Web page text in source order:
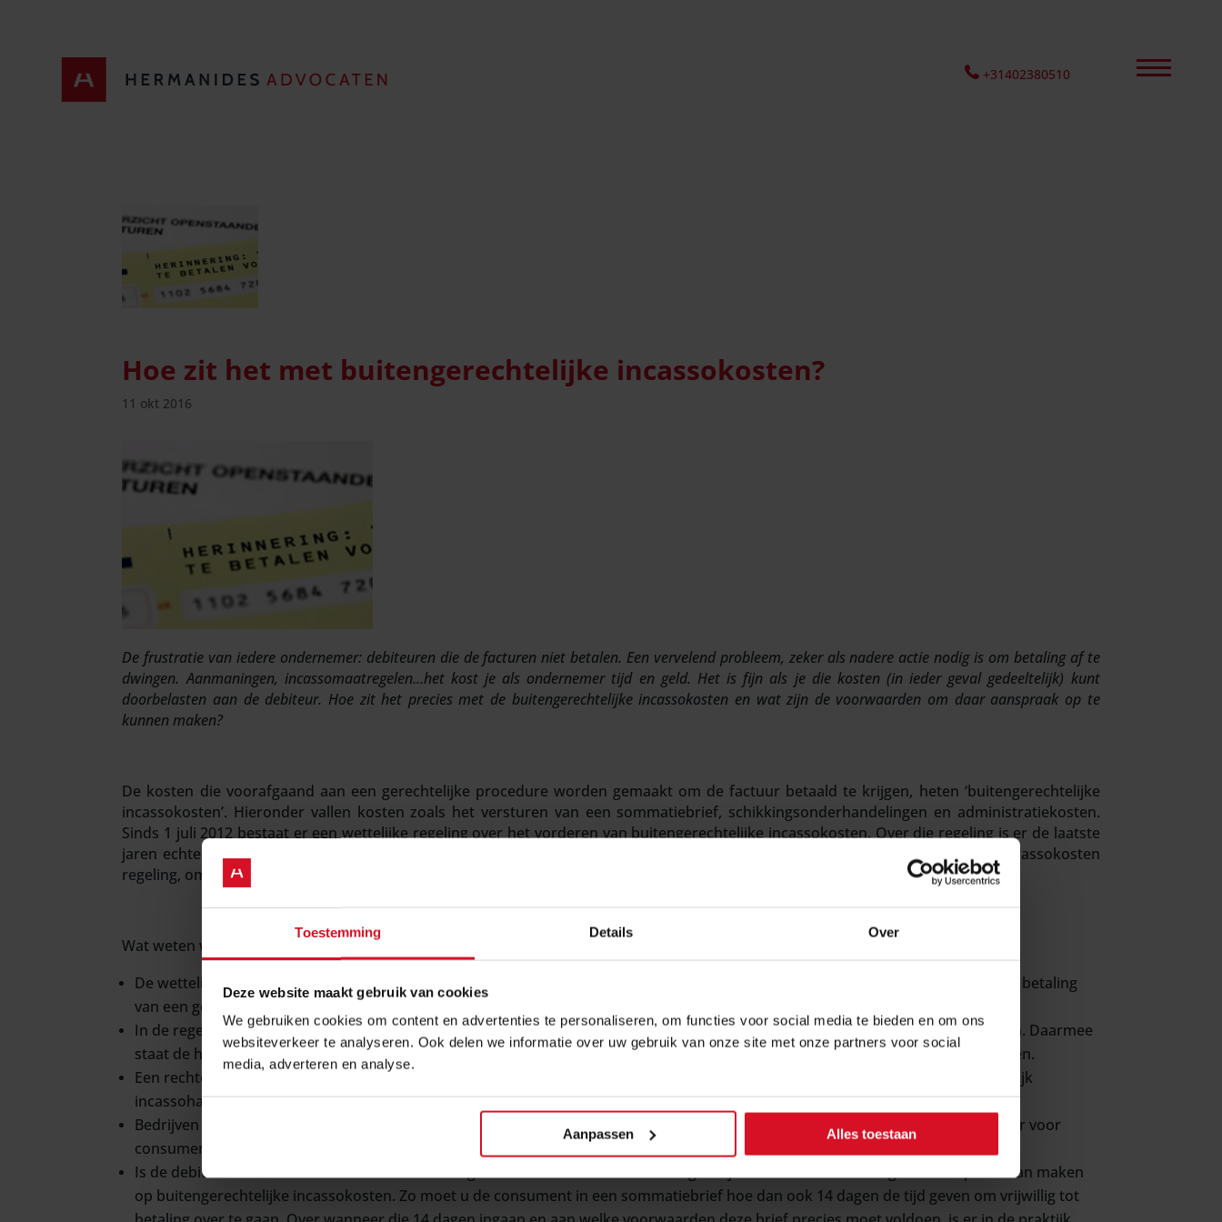
Toestemming Details Over
Deze website maakt gebruik van cookies
We gebruiken cookies om content en advertenties te personaliseren, om functies voor social media te bieden en om ons
websiteverkeer te analyseren. Ook delen we informatie over uw gebruik van onze site met onze partners voor social
media, adverteren en analyse.
Aanpassen Alles toestaan
+31402380510
Hoe zit het met buitengerechtelijke incassokosten?
11 okt 2016
De frustratie van iedere ondernemer: debiteuren die de facturen niet betalen. Een vervelend probleem, zeker als nadere actie nodig is om betaling af te
dwingen. Aanmaningen, incassomaatregelen…het kost je als ondernemer tijd en geld. Het is fijn als je die kosten (in ieder geval gedeeltelijk) kunt
doorbelasten aan de debiteur. Hoe zit het precies met de buitengerechtelijke incassokosten en wat zijn de voorwaarden om daar aanspraak op te
kunnen maken?
De kosten die voorafgaand aan een gerechtelijke procedure worden gemaakt om de factuur betaald te krijgen, heten ‘buitengerechtelijke
incassokosten’. Hieronder vallen kosten zoals het versturen van een sommatiebrief, schikkingsonderhandelingen en administratiekosten.
Sinds 1 juli 2012 bestaat er een wettelijke regeling over het vorderen van buitengerechtelijke incassokosten. Over die regeling is er de laatste
jaren echter veel te doen geweest. Er zijn laatst zelfs nog vragen voorgelegd aan de Hoge Raad over de buitengerechtelijke incassokosten
regeling, omdat er zoveel discussie over bestaat in de praktijk.
Wat weten wij wel zeker? Wij hebben een aantal uitgangspunten voor u op een rij gezet:
De wettelijke regeling voor buitengerechtelijke kosten is van toepassing op vorderingen die voortvloeien uit overeenkomsten tot betaling
van een geldsom. De regeling is dus niet van toepassing op bijvoorbeeld een vordering uit hoofde van schadevergoeding.
In de regeling is de maximale hoogte van de vergoeding vastgesteld op een forfaitair percentage van de verschuldigde hoofdsom. Daarmee
staat de hoogte van de verschuldigde kosten vast, en zijn de kosten niet afhankelijk van de daadwerkelijk gemaakte incassokosten.
Een rechter toetst wél altijd of het aannemelijk is dat er daadwerkelijk incassokosten zijn gemaakt en dat er dus ook daadwerkelijk
incassohandelingen zijn verricht.
Bedrijven mogen onderling in hun overeenkomsten of bijvoorbeeld in hun algemene voorwaarden afwijken van de regeling, maar voor
consumenten is de regeling dwingend recht.
Is de debiteur een consument? Dan komt het nogal nauw welke incassohandelingen zijn verricht voor de vraag of u aanspraak kan maken
op buitengerechtelijke incassokosten. Zo moet u de consument in een sommatiebrief hoe dan ook 14 dagen de tijd geven om vrijwillig tot